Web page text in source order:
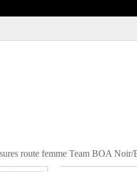
route femme Team BOA Noir/